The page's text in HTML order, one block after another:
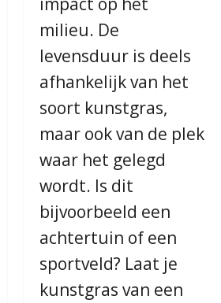
milieu. De
levensduur is deels
afhankelijk van het
soort kunstgras,
maar ook van de plek
waar het gelegd
wordt. Is dit
bijvoorbeeld een
achtertuin of een
sportveld? Laat je
kunstgras van een